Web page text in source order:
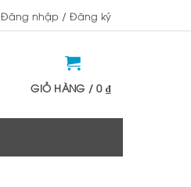
Đăng nhập / Đăng ký
GIỎ HÀNG /0 ₫